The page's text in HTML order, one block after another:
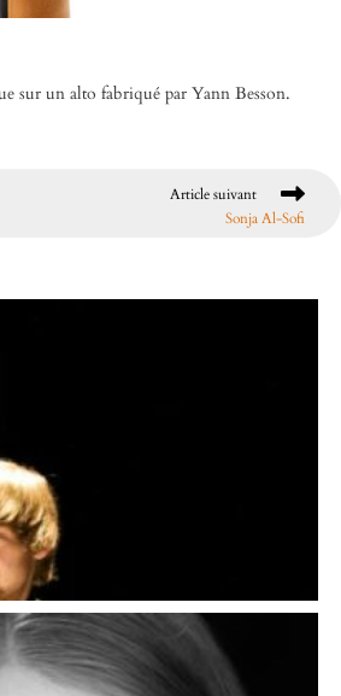
sur un alto fabriqué par Yann Besson.
Article suivant
Sonja Al-Sofi